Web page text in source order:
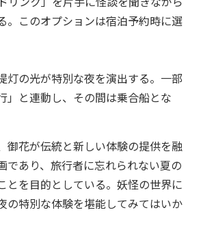
。このオプションは宿泊予約時に選
灯の光が特別な夜を演出する。一部
」と連動し、その間は乗合船とな
御花が伝統と新しい体験の提供を融
であり、旅行者に忘れられない夏の
とを目的としている。妖怪の世界に
の特別な体験を堪能してみてはいか